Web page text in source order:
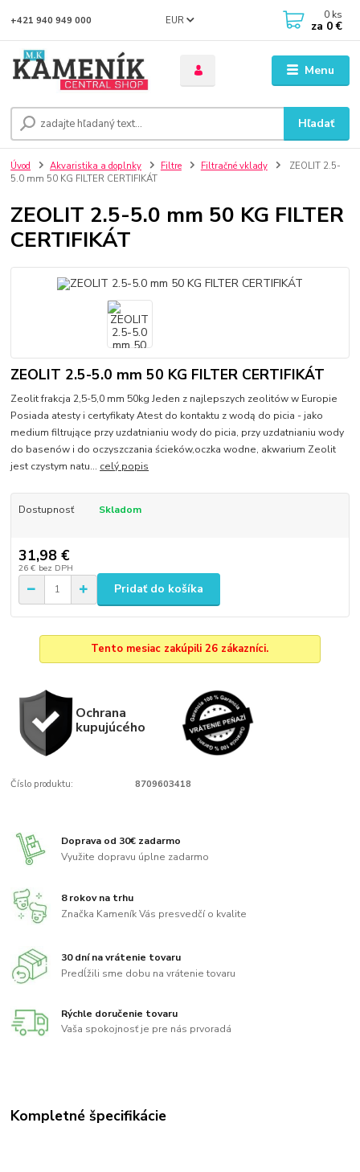
Menu
EUR
Hľadať
+421 940 949 000 0 ks
za 0 €
Úvod Akvaristika a doplnky Filtre Filtračné vklady
ZEOLIT 2.5-
5.0 mm 50 KG FILTER CERTIFIKÁT
ZEOLIT 2.5-5.0 mm 50 KG FILTER
CERTIFIKÁT
ZEOLIT 2.5-5.0 mm 50 KG FILTER CERTIFIKÁT
Zeolit frakcja 2,5-5,0 mm 50kg Jeden z najlepszych zeolitów w Europie
Posiada atesty i certyfikaty Atest do kontaktu z wodą do picia - jako
medium filtrujące przy uzdatnianiu wody do picia, przy uzdatnianiu wody
do basenów i do oczyszczania ścieków,oczka wodne, akwarium Zeolit
jest czystym natu... celý popis
Dostupnosť Skladom
31,98 €
26 € bez DPH
Pridať do košíka
Tento mesiac zakúpili 26 zákazníci.
Ochrana
kupujúcého
Číslo produktu: 8709603418
Doprava od 30€ zadarmo
Využite dopravu úplne zadarmo
8 rokov na trhu
Značka Kameník Vás presvedčí o kvalite
30 dní na vrátenie tovaru
Predĺžili sme dobu na vrátenie tovaru
Rýchle doručenie tovaru
Vaša spokojnosť je pre nás prvoradá
Kompletné špecifikácie